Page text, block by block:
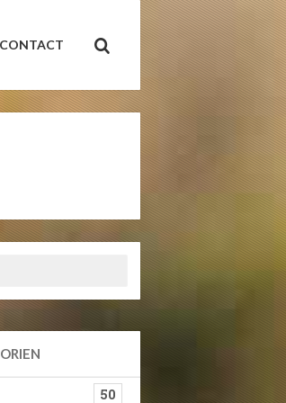
CONTACT
50